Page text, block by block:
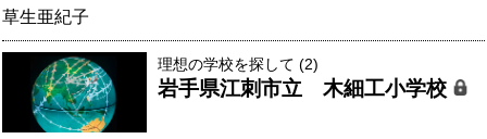
草生亜紀子
理想の学校を探して (2)
岩手県江刺市立 木細工小学校